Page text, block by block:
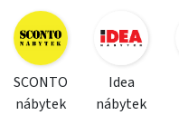
SCONTO
nábytek
Idea
nábytek